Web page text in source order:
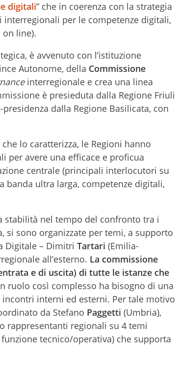
digitali” che in coerenza con la strategia
interregionali per le competenze digitali,
line).
è avvenuto con l’istituzione
Autonome, della Commissione
interregionale e crea una linea
è presieduta dalla Regione Friuli
dalla Regione Basilicata, con
lo caratterizza, le Regioni hanno
per avere una efficace e proficua
centrale (principali interlocutori su
banda ultra larga, competenze digitali,
stabilità nel tempo del confronto tra i
si sono organizzate per temi, a supporto
Digitale – Dimitri Tartari (Emilia-
all’esterno. La commissione
e di uscita) di tutte le istanze che
ruolo così complesso ha bisogno di una
interni ed esterni. Per tale motivo
da Stefano Paggetti (Umbria),
rappresentanti regionali su 4 temi
funzione tecnico/operativa) che supporta